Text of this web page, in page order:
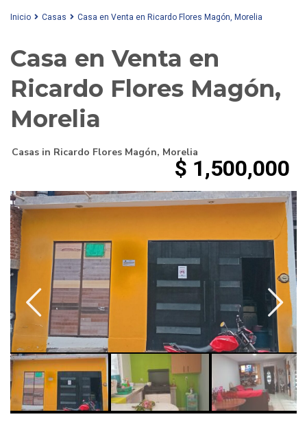
Inicio Casas Casa en Venta en Ricardo Flores Magón, Morelia
Casa en Venta en
Ricardo Flores Magón,
Morelia
Casas in Ricardo Flores Magón, Morelia
$ 1,500,000